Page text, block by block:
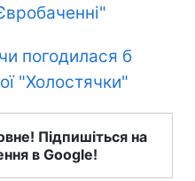
чи погодилася б
"Холостячки"
Підпишіться на
в Google!